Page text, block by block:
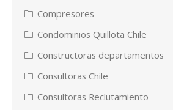
Compresores
Condominios Quillota Chile
Constructoras departamentos
Consultoras Chile
Consultoras Reclutamiento